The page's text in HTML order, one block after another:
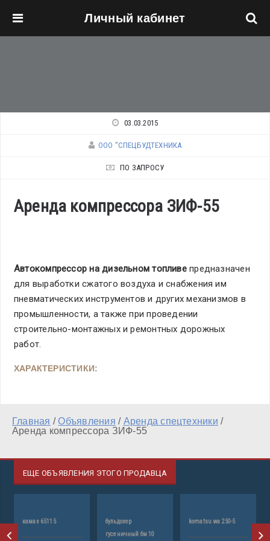
Личный кабинет
03.03.2015
ООО "СПЕЦБУДТЕХНИКА
ПО ЗАПРОСУ
Аренда компрессора ЗИФ-55
Автокомпрессор на дизельном топливепредназначен
для выработки сжатого воздуха и снабжения им
пневматических инструментов и других механизмов в
промышленности, а также при проведении
строительно-монтажных и ремонтных дорожных
работ.
ХАРАКТЕРИСТИКИ:
Главная / Объявления / Аренда спецтехники /
Аренда компрессора ЗИФ-55
ЕЩЕ ОБЪЯВЛЕНИЯ ЭТОГО ПРОДАВЦА
камаз 65115
бульдозер
гусеничный бм 10
komatsu wa 250-5